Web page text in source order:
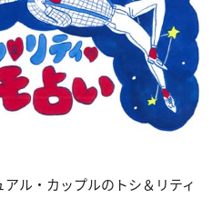
ル・カップルのトシ＆リティ